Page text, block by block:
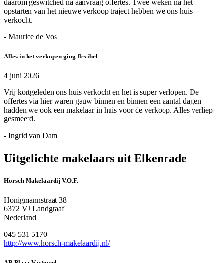
daarom geswitched na aanvraag offertes. Twee weken na het
opstarten van het nieuwe verkoop traject hebben we ons huis
verkocht.
- Maurice de Vos
Alles in het verkopen ging flexibel
4 juni 2026
Vrij kortgeleden ons huis verkocht en het is super verlopen. De
offertes via hier waren gauw binnen en binnen een aantal dagen
hadden we ook een makelaar in huis voor de verkoop. Alles verliep
gesmeerd.
- Ingrid van Dam
Uitgelichte makelaars uit Elkenrade
Horsch Makelaardij V.O.F.
Honigmannstraat 38
6372 VJ Landgraaf
Nederland
045 531 5170
http://www.horsch-makelaardij.nl/